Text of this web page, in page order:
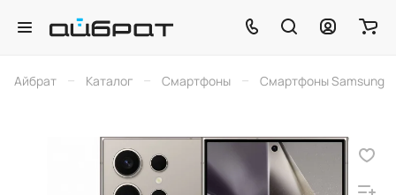
Айбрат – Каталог – Смартфоны – Смартфоны Samsung